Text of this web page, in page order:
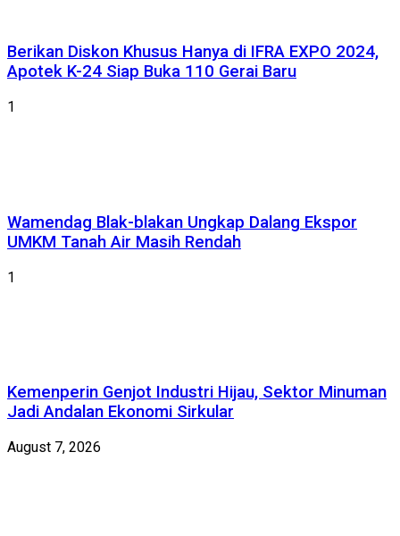
Berikan Diskon Khusus Hanya di IFRA EXPO 2024,
Apotek K-24 Siap Buka 110 Gerai Baru
1
Wamendag Blak-blakan Ungkap Dalang Ekspor
UMKM Tanah Air Masih Rendah
1
Kemenperin Genjot Industri Hijau, Sektor Minuman
Jadi Andalan Ekonomi Sirkular
August 7, 2026